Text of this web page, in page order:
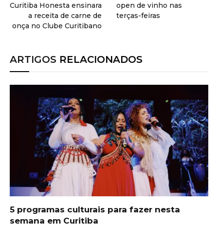
Curitiba Honesta ensinara
a receita de carne de
onça no Clube Curitibano
open de vinho nas
terças-feiras
ARTIGOS RELACIONADOS
5 programas culturais para fazer nesta
semana em Curitiba